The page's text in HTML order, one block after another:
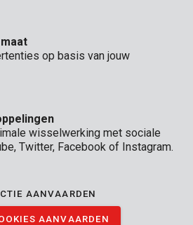
op basis van jouw
wisselwerking met sociale
Twitter, Facebook of Instagram.
AANVAARDEN
AANVAARDEN